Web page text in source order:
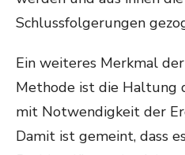
Schlussfolgerungen
Ein weiteres Merkmal
Methode ist die Haltung
mit Notwendigkeit der
Damit ist gemeint, dass